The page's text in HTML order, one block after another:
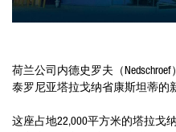
荷兰公司内德史罗夫（
泰罗尼亚塔拉戈纳省康斯坦蒂的
这座占地22,000平方米的塔拉戈